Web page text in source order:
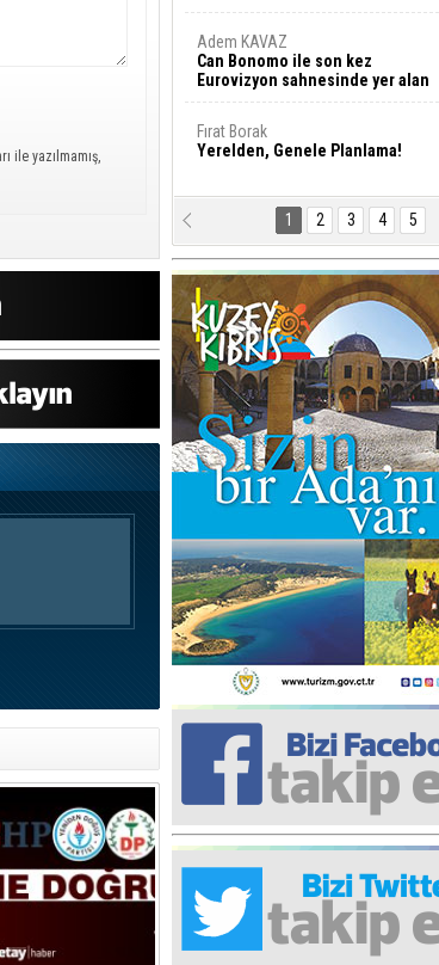
ile yazılmamış,
Adem KAVAZ
Can Bonomo ile son kez
Eurovizyon sahnesinde yer alan
Türkiye 10 yıl aradan sonra
Fırat Borak
Yerelden, Genele Planlama!
Erkut YILMABAŞAR
Bayrak tartışmaları ve ihalesiz
işler!
Arif Alasya
2015 SONRASI VE AKINCI.
Fatma Baysal
SURLAR İÇİ’NDE KOLAYDIR ÖLMEK
Ediz TUNCEL
Göz göre göre…
Taner ULUTAŞ
İnşallah St. Lois ile Hakkaido
Adası gibi olmayız !...
Ali KİŞMİR
FIRSAT VE KORKU
Turgut ÇALICI
İki Lakırdı da benden!
Yrd. Doç. Ercan HOŞKARA
Yatırım Yapmazsan Var Olamazsın:
Hedefteki Kurum Kıb-Tek
Rana Sarro
Başıma gelen skandal olayı
1 2 3 4 5